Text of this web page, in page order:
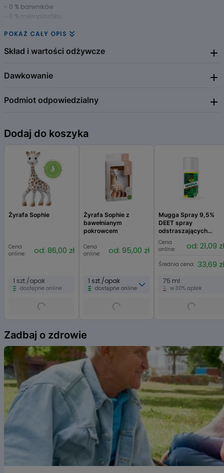
- 0 % barwników
- 0 % mikroplastiku
Odpowiedni dla całej rodziny
skóry.
- Usta
- Kolana
- Pięty
POKAŻ CAŁY OPIS
Skład i wartości odżywcze
Aqua
Paraffinum Liquidum
Petrolatum
Cera Alba
Stearyl Alcohol
Ozokerite
Glyceryl Oleate
Lanolin Alcohol
Tocopherol
Dawkowanie
Tylko do użytku zewnętrznego. Unikać kontaktu z oczami. Nakładać
Podmiot odpowiedzialny
Al. Jerozolimskie 158
Dodaj do koszyka
Żyrafa Sophie
Cena
online:
od: 86,00 zł
1 szt./opak
dostępne online
Żyrafa Sophie z
bawełnianym
pokrowcem
Cena
online:
od: 95,00 zł
1 szt./opak
dostępne online
Mugga Spray 9,5%
DEET spray
odstraszających
komary, kleszcze i
inne insekty
Cena
online:
od: 21,09 zł
Średnia cena: 33,69 zł
75 ml
w 30% aptek
1
of
6
Zadbaj o zdrowie